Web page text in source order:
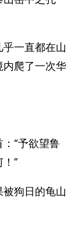
一直都在山
爬了一次华
“予欲望鲁
”
狗日的龟山